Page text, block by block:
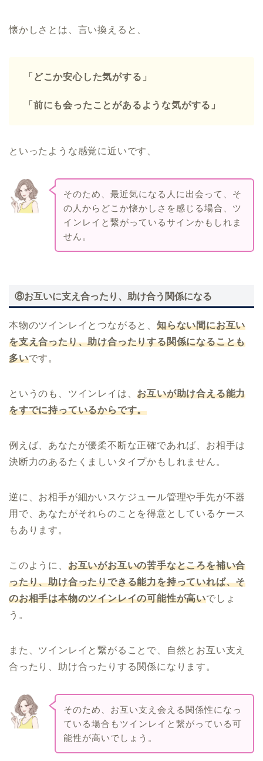
懐かしさとは、言い換えると、
「どこか安心した気がする」
「前にも会ったことがあるような気がする」
といったような感覚に近いです、
そのため、最近気になる人に出会って、そ
の人からどこか懐かしさを感じる場合、ツ
インレイと繋がっているサインかもしれま
せん。
⑧お互いに支え合ったり、助け合う関係になる
本物のツインレイとつながると、 知らない間にお互い
を支え合ったり、助け合ったりする関係になることも
多いです。
というのも、ツインレイは、お互いが助け合える能力
をすでに持っているからです。
例えば、あなたが優柔不断な正確であれば、お相手は
決断力のあるたくましいタイプかもしれません。
逆に、お相手が細かいスケジュール管理や手先が不器
用で、あなたがそれらのことを得意としているケース
もあります。
このように、 お互いがお互いの苦手なところを補い合
ったり、助け合ったりできる能力を持っていれば、そ
のお相手は本物のツインレイの可能性が高いでしょ
う。
また、ツインレイと繋がることで、自然とお互い支え
合ったり、助け合ったりする関係になります。
そのため、お互い支え会える関係性になっ
ている場合もツインレイと繋がっている可
能性が高いでしょう。